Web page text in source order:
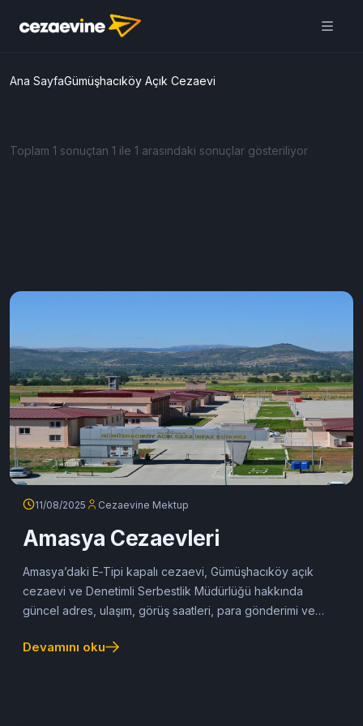
Ana SayfaGümüşhacıköy Açık Cezaevi
Toplam 1 sonuçtan 1 ile 1 arasındaki sonuçlar gösteriliyor
11/08/2025 Cezaevine Mektup
Amasya Cezaevleri
Amasya’daki E‑Tipi kapalı cezaevi, Gümüşhacıköy açık
cezaevi ve Denetimli Serbestlik Müdürlüğü hakkında
güncel adres, ulaşım, görüş saatleri, para gönderimi ve
Devamını oku